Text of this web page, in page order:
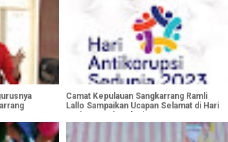
Camat Kepulauan Sangkarrang Ramli
Lallo Sampaikan Ucapan Selamat di Hari